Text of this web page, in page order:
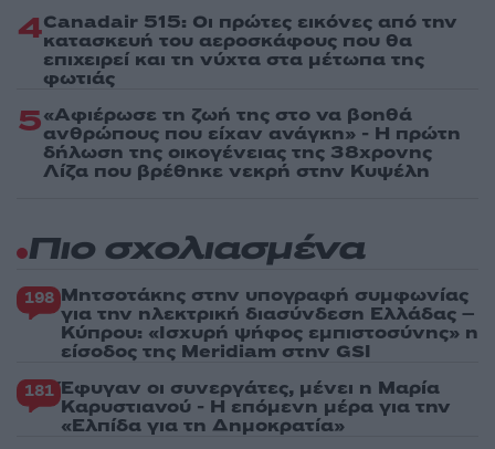
4Canadair 515: Οι πρώτες εικόνες από την
κατασκευή του αεροσκάφους που θα
επιχειρεί και τη νύχτα στα μέτωπα της
φωτιάς
5«Αφιέρωσε τη ζωή της στο να βοηθά
ανθρώπους που είχαν ανάγκη» - Η πρώτη
δήλωση της οικογένειας της 38χρονης
Λίζα που βρέθηκε νεκρή στην Κυψέλη
Πιο σχολιασμένα
198 Μητσοτάκης στην υπογραφή συμφωνίας
για την ηλεκτρική διασύνδεση Ελλάδας –
Κύπρου: «Ισχυρή ψήφος εμπιστοσύνης» η
είσοδος της Meridiam στην GSI
181 Έφυγαν οι συνεργάτες, μένει η Μαρία
Καρυστιανού - Η επόμενη μέρα για την
«Ελπίδα για τη Δημοκρατία»